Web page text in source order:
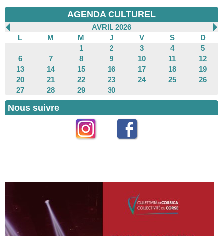
AGENDA CULTUREL
AVRIL 2026
L
M M J V S
D
1
2 3 4
5
6
7 8 9 10 11
12
13
14 15 16 17 18
19
20
21 22 23 24 25
26
27
28 29 30
Nous suivre